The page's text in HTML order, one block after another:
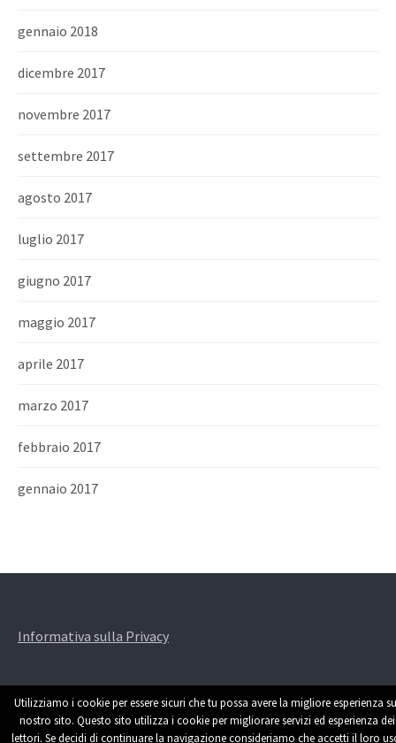
gennaio 2018
dicembre 2017
novembre 2017
settembre 2017
agosto 2017
luglio 2017
giugno 2017
maggio 2017
aprile 2017
marzo 2017
febbraio 2017
gennaio 2017
Informativa sulla Privacy
Utilizziamo i cookie per essere sicuri che tu possa avere la migliore esperienza
nostro sito. Questo sito utilizza i cookie per migliorare servizi ed esperienza dei
lettori. Se decidi di continuare la navigazione consideriamo che accetti il loro